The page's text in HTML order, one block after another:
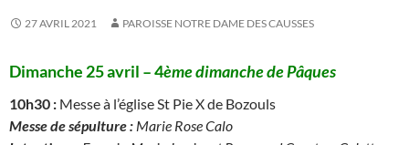
27 AVRIL 2021 PAROISSE NOTRE DAME DES CAUSSES
Dimanche 25 avril – 4ème dimanche de Pâques
10h30 : Messe à l’église St Pie X de Bozouls
Messe de sépulture : Marie Rose Calo